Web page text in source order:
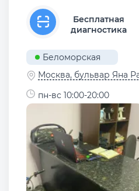
Бесплатная
диагностика
Беломорская
Москва, бульвар Яна
пн-вс 10:00-20:00